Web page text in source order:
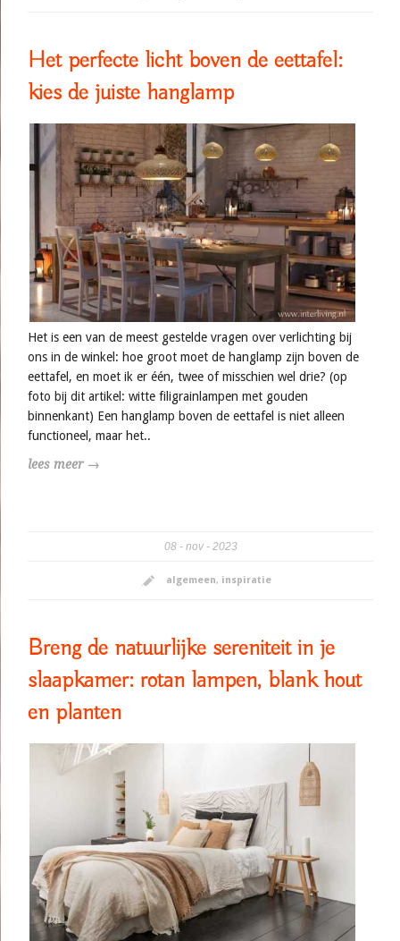
Het perfecte licht boven de eettafel:
kies de juiste hanglamp
Het is een van de meest gestelde vragen over verlichting bij
ons in de winkel: hoe groot moet de hanglamp zijn boven de
eettafel, en moet ik er één, twee of misschien wel drie? (op
foto bij dit artikel: witte filigrainlampen met gouden
binnenkant) Een hanglamp boven de eettafel is niet alleen
functioneel, maar het..
lees meer →
08 nov 2023
algemeen, inspiratie
Breng de natuurlijke sereniteit in je
slaapkamer: rotan lampen, blank hout
en planten